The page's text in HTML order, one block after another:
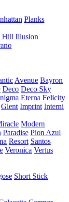
Planks
Hill Illusion
Avenue Bayron
Deco Deco Sky
Eterna Felicity
Glent Imprint Interni
Modern
Paradise Pion Azul
Resort Santos
Veronica Vertus
Short Stick